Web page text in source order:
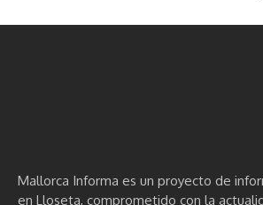
Mallorca Informa es un proyecto de
en Lloseta, comprometido con la